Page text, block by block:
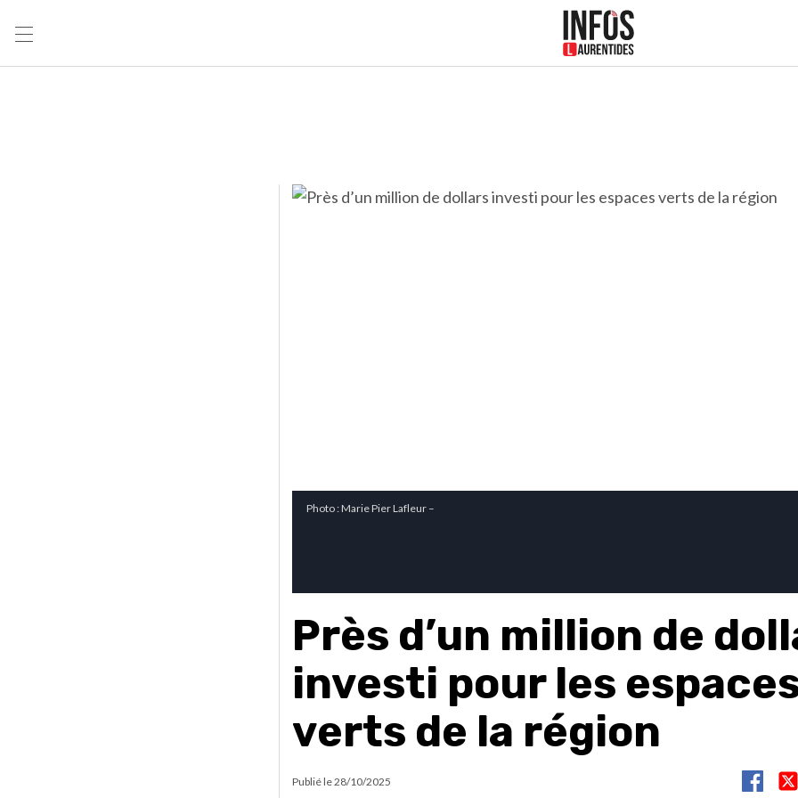
Photo : Marie Pier Lafleur –
Près d’un million de
investi pour les
verts de la région
Publié le28/10/2025